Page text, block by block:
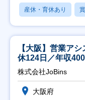
産休・育休あり
【大阪】営業ア
休124日／年収
株式会社JoBins
大阪府